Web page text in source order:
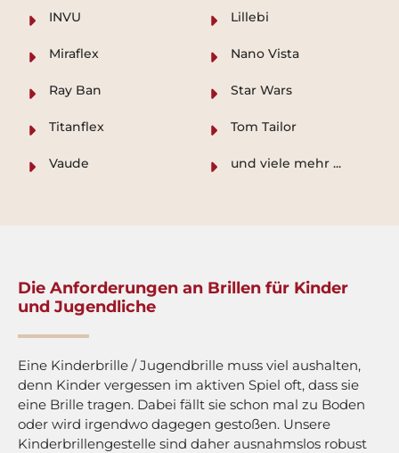
INVU Lillebi
Miraflex Nano Vista
Ray Ban Star Wars
Titanflex Tom Tailor
Vaude und viele mehr ...
Die Anforderungen an Brillen für Kinder
und Jugendliche
Eine Kinderbrille / Jugendbrille muss viel aushalten,
denn Kinder vergessen im aktiven Spiel oft, dass sie
eine Brille tragen. Dabei fällt sie schon mal zu Boden
oder wird irgendwo dagegen gestoßen. Unsere
Kinderbrillengestelle sind daher ausnahmslos robust